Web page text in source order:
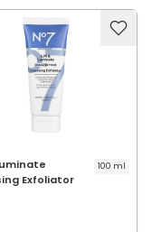
Exfoliator
100 ml